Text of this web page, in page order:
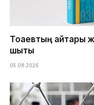
Тоқаевтың айтқары
шықты
05.08.2026